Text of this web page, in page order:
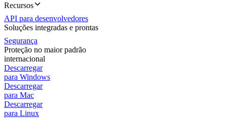
Recursos
API para desenvolvedores
Soluções integradas e prontas
Segurança
Proteção no maior padrão
internacional
Descarregar
para Windows
Descarregar
para Mac
Descarregar
para Linux